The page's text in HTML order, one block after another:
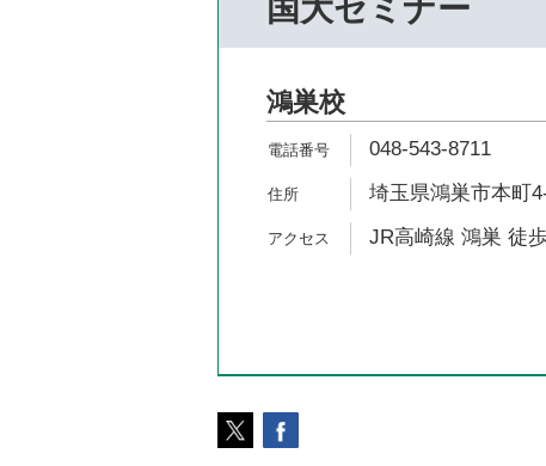
国大セミナー
鴻巣校
048-543-8711
埼玉県鴻巣市本町
JR高崎線 鴻巣 徒